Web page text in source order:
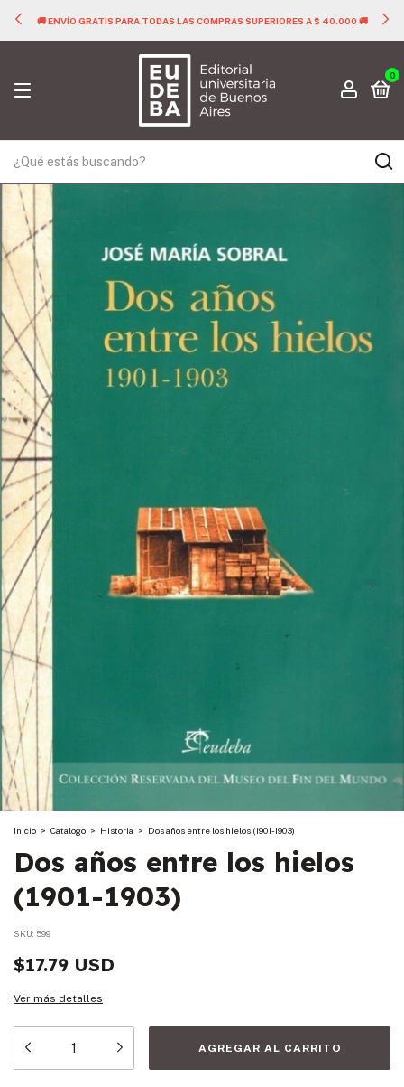
🚚 ENVÍO GRATIS PARA TODAS LAS COMPRAS SUPERIORES A $ 40.000 🚚
0
Inicio > Catalogo > Historia > Dos años entre los hielos (1901-1903)
Dos años entre los hielos
(1901-1903)
SKU: 599
$17.79 USD
Ver más detalles